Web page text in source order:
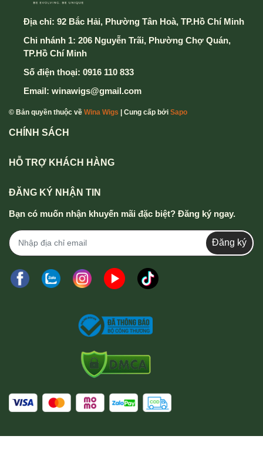
Địa chỉ: 92 Bắc Hải, Phường Tân Hoà, TP.Hồ Chí Minh
Chi nhánh 1: 206 Nguyễn Trãi, Phường Chợ Quán,
TP.Hồ Chí Minh
Số điện thoại: 0916 110 833
Email: winawigs@gmail.com
© Bản quyền thuộc về Wina Wigs | Cung cấp bởi Sapo
CHÍNH SÁCH
HỖ TRỢ KHÁCH HÀNG
ĐĂNG KÝ NHẬN TIN
Bạn có muốn nhận khuyến mãi đặc biệt? Đăng ký ngay.
Đăng ký